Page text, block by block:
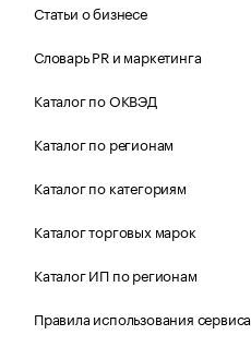
Статьи о бизнесе
Словарь PR и маркетинга
Каталог по ОКВЭД
Каталог по регионам
Каталог по категориям
Каталог торговых марок
Каталог ИП по регионам
Правила использования сервиса